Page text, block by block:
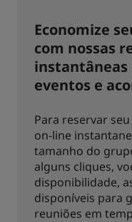
Economize
com nossas
instantâneas
eventos e
Para reservar
on-line
tamanho do
alguns cliques,
disponibilidade,
disponíveis para
reuniões em